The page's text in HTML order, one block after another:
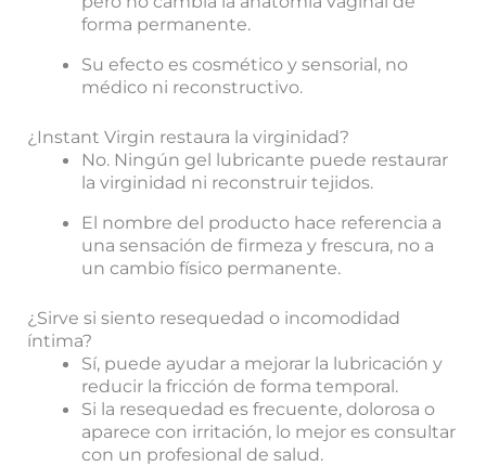
forma permanente.
Su efecto es cosmético y sensorial, no
médico ni reconstructivo.
¿Instant Virgin restaura la virginidad?
No. Ningún gel lubricante puede restaurar
la virginidad ni reconstruir tejidos.
El nombre del producto hace referencia a
una sensación de firmeza y frescura, no a
un cambio físico permanente.
¿Sirve si siento resequedad o incomodidad
íntima?
Sí, puede ayudar a mejorar la lubricación y
reducir la fricción de forma temporal.
Si la resequedad es frecuente, dolorosa o
aparece con irritación, lo mejor es consultar
con un profesional de salud.